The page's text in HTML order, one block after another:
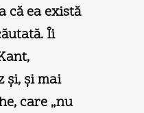
că ea există
Îi
şi, şi mai
care „nu